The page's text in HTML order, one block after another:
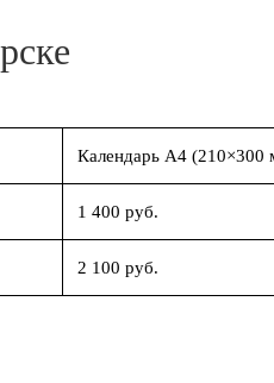
Календарь А4 (210×300
1 400 руб.
2 100 руб.